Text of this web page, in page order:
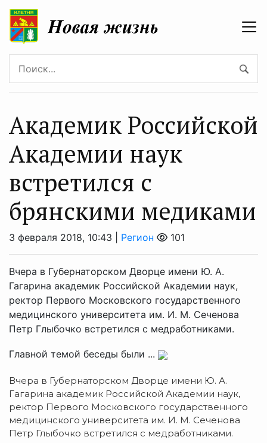
Академик Российской
Академии наук
встретился с
брянскими медиками
3 февраля 2018, 10:43 | Регион 101
Вчера в Губернаторском Дворце имени Ю. А.
Гагарина академик Российской Академии наук,
ректор Первого Московского государственного
медицинского университета им. И. М. Сеченова
Петр Глыбочко встретился с медработниками.
Главной темой беседы были ...
Вчера в Губернаторском Дворце имени Ю. А.
Гагарина академик Российской Академии наук,
ректор Первого Московского государственного
медицинского университета им. И. М. Сеченова
Петр Глыбочко встретился с медработниками.